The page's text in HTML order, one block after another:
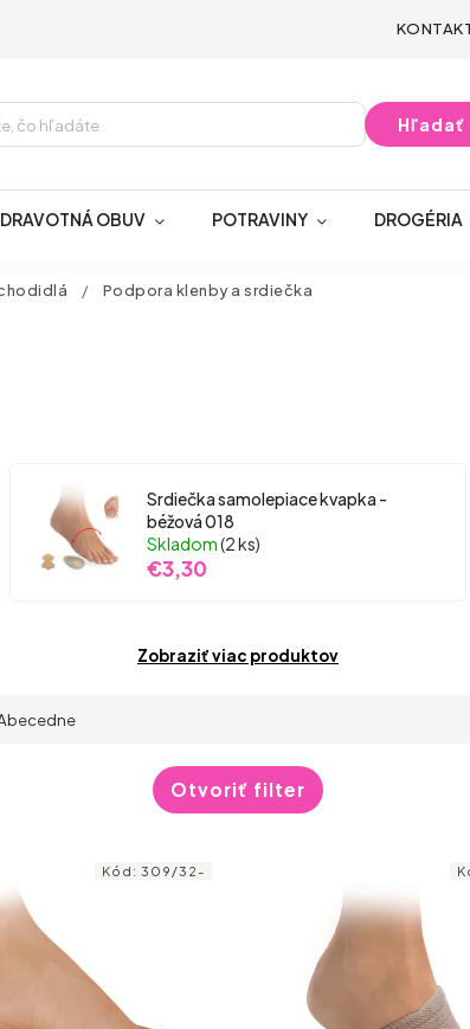
Hľadať
OBUV POTRAVINY DROGÉRIA
/ Podpora klenby a srdiečka
Srdiečka samolepiace kvapka -
béžová 018
Skladom(2 ks)
€3,30
Zobraziť viac produktov
Otvoriť filter
Kód:309/32-